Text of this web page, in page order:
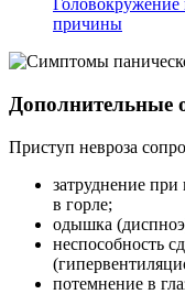
причины
Дополнительные
Приступ невроза
затруднение
в горле;
одышка
неспособность
потемнение в